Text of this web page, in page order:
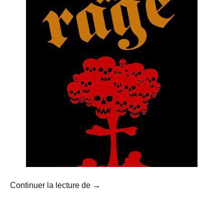
Continuer la lecture de Pasolini : rage, cinéma et guerre
→